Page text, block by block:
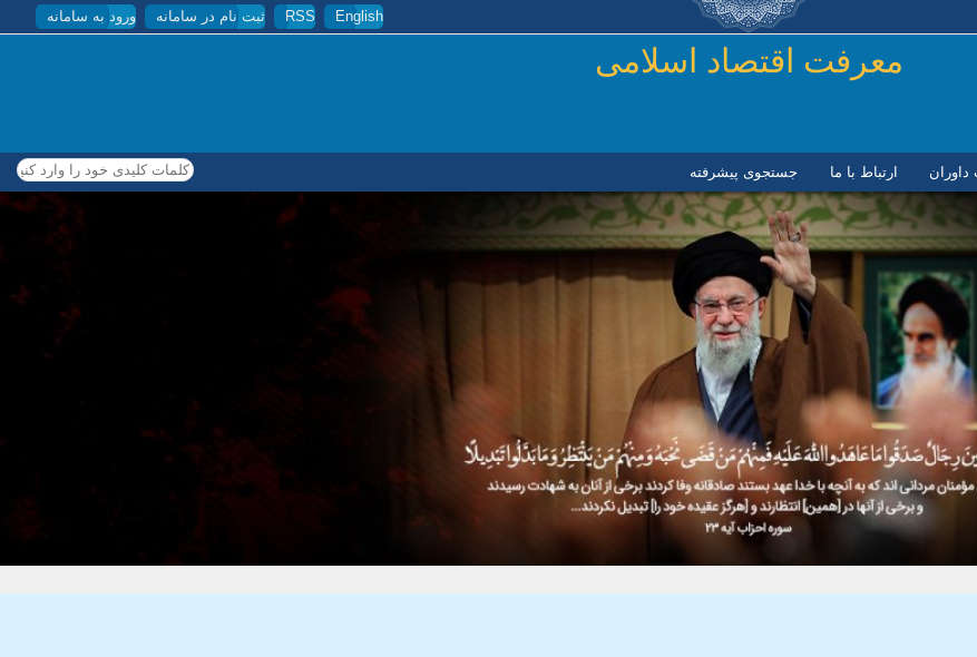
رفتن به محتوای اصلی English
RSS ثبت نام در سامانه ورود به سامانه
معرفت اقتصاد اسلامی
ارتباط با ما جستجوی پیشرفته کلمات کلیدی خود را وارد کنید